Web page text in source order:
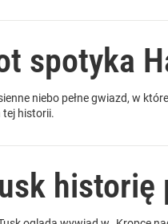
spotyka
niebo pełne gwiazd, w
tej historii.
historię